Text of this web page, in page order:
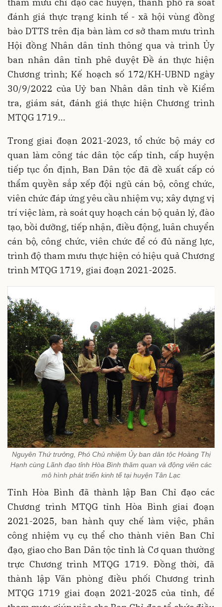
tham mưu chỉ đạo các huyện, thành phố rà soát
đánh giá thực trạng kinh tế - xã hội vùng đồng
bào DTTS trên địa bàn làm cơ sở tham mưu trình
Hội đồng Nhân dân tỉnh thông qua và trình Ủy
ban nhân dân tỉnh phê duyệt Đề án thực hiện
Chương trình; Kế hoạch số 172/KH-UBND ngày
30/9/2022 của Uỷ ban Nhân dân tỉnh về Kiểm
tra, giám sát, đánh giá thực hiện Chương trình
MTQG 1719...
Trong giai đoạn 2021-2023, tổ chức bộ máy cơ
quan làm công tác dân tộc cấp tỉnh, cấp huyện
tiếp tục ổn định, Ban Dân tộc đã đề xuất cấp có
thẩm quyền sắp xếp đội ngũ cán bộ, công chức,
viên chức đáp ứng yêu cầu nhiệm vụ; xây dựng vị
trí việc làm, rà soát quy hoạch cán bộ quản lý, đào
tạo, bồi dưỡng, tiếp nhận, điều động, luân chuyển
cán bộ, công chức, viên chức để có đủ năng lực,
trình độ tham mưu thực hiện có hiệu quả Chương
trình MTQG 1719, giai đoạn 2021-2025.
Nguyên Thứ trưởng, Phó Chủ nhiệm Ủy ban dân tộc Hoàng Thị
Hạnh cùng Lãnh đạo tỉnh Hòa Bình thăm quan và động viên các
mô hình phát triển kinh tế tại huyện Tân Lạc
Tỉnh Hòa Bình đã thành lập Ban Chỉ đạo các
Chương trình MTQG tỉnh Hòa Bình giai đoạn
2021-2025, ban hành quy chế làm việc, phân
công nhiệm vụ cụ thể cho thành viên Ban Chỉ
đạo, giao cho Ban Dân tộc tỉnh là Cơ quan thường
trực Chương trình MTQG 1719. Đồng thời, đã
thành lập Văn phòng điều phối Chương trình
MTQG 1719 giai đoạn 2021-2025 của tỉnh, để